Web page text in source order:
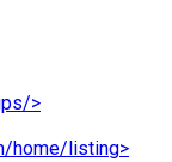
>
home/listing>